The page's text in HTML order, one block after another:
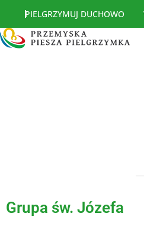
PIELGRZYMUJ DUCHOWO
Grupa św. Józefa